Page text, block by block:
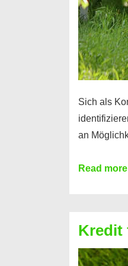
Sich als
an
Der
der
Read
Kredit